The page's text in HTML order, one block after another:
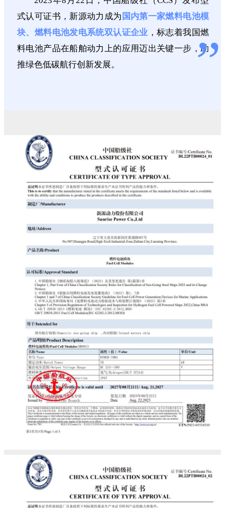
式认可证书，新源动力成为 国内第一家燃料电池模
块、燃料电池发电系统双认证企业 ，标志着我国燃
料电池产品在船舶动力上的应用迈出关键一步，助
推绿色低碳航行创新发展。
”